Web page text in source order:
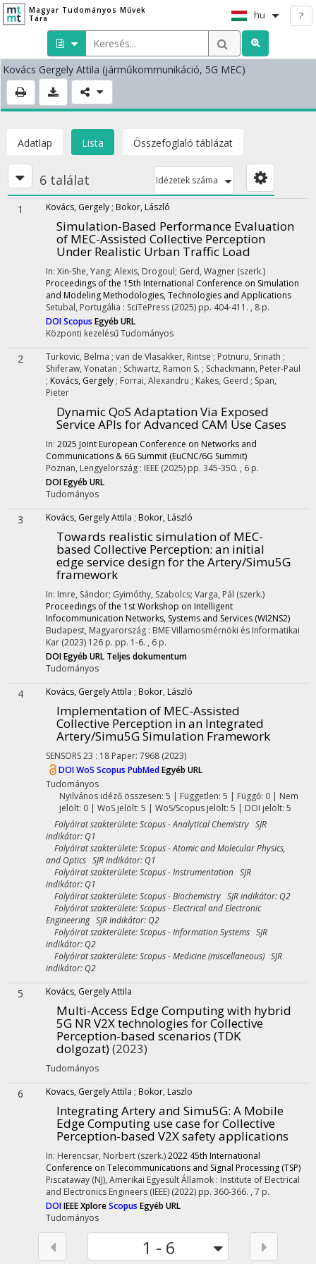
Magyar Tudományos Művek
Tára
hu ?
Kovács Gergely Attila (járműkommunikáció, 5G MEC)
Adatlap Lista Összefoglaló táblázat
6 találat Idézetek száma
1 Kovács, Gergely ; Bokor, László
Simulation-Based Performance Evaluation
of MEC-Assisted Collective Perception
Under Realistic Urban Traffic Load
In: Xin-She, Yang; Alexis, Drogoul; Gerd, Wagner (szerk.)
Proceedings of the 15th International Conference on Simulation
and Modeling Methodologies, Technologies and Applications
Setubal, Portugália : SciTePress (2025) pp. 404-411. , 8 p.
DOIScopus Egyéb URL
Központi kezelésűTudományos
2 Turkovic, Belma ; van de Vlasakker, Rintse ; Potnuru, Srinath ;
Shiferaw, Yonatan ; Schwartz, Ramon S. ; Schackmann, Peter-Paul
; Kovács, Gergely ; Forrai, Alexandru ; Kakes, Geerd ; Span,
Pieter
Dynamic QoS Adaptation Via Exposed
Service APIs for Advanced CAM Use Cases
In: 2025 Joint European Conference on Networks and
Communications & 6G Summit (EuCNC/6G Summit)
Poznan, Lengyelország : IEEE (2025) pp. 345-350. , 6 p.
DOIEgyéb URL
Tudományos
3 Kovács, Gergely Attila ; Bokor, László
Towards realistic simulation of MEC-
based Collective Perception: an initial
edge service design for the Artery/Simu5G
framework
In: Imre, Sándor; Gyimóthy, Szabolcs; Varga, Pál (szerk.)
Proceedings of the 1st Workshop on Intelligent
Infocommunication Networks, Systems and Services (WI2NS2)
Budapest, Magyarország : BME Villamosmérnöki és Informatikai
Kar (2023) 126 p. pp. 1-6. , 6 p.
DOIEgyéb URL Teljes dokumentum
Tudományos
4 Kovács, Gergely Attila ; Bokor, László
Implementation of MEC-Assisted
Collective Perception in an Integrated
Artery/Simu5G Simulation Framework
SENSORS23 : 18 Paper: 7968 (2023)
DOIWoS Scopus PubMedEgyéb URL
Tudományos
Nyilvános idéző összesen: 5 | Független: 5 | Függő: 0 | Nem
jelölt: 0 | WoS jelölt: 5 | WoS/Scopus jelölt: 5 | DOI jelölt: 5
Folyóirat szakterülete: Scopus - Analytical Chemistry SJR
indikátor: Q1
Folyóirat szakterülete: Scopus - Atomic and Molecular Physics,
and Optics SJR indikátor: Q1
Folyóirat szakterülete: Scopus - Instrumentation SJR
indikátor: Q1
Folyóirat szakterülete: Scopus - Biochemistry SJR indikátor: Q2
Folyóirat szakterülete: Scopus - Electrical and Electronic
Engineering SJR indikátor: Q2
Folyóirat szakterülete: Scopus - Information Systems SJR
indikátor: Q2
Folyóirat szakterülete: Scopus - Medicine (miscellaneous) SJR
indikátor: Q2
5 Kovács, Gergely Attila
Multi-Access Edge Computing with hybrid
5G NR V2X technologies for Collective
Perception-based scenarios (TDK
dolgozat)(2023)
Tudományos
6 Kovacs, Gergely Attila ; Bokor, Laszlo
Integrating Artery and Simu5G: A Mobile
Edge Computing use case for Collective
Perception-based V2X safety applications
In: Herencsar, Norbert (szerk.)2022 45th International
Conference on Telecommunications and Signal Processing (TSP)
Piscataway (NJ), Amerikai Egyesült Államok : Institute of Electrical
and Electronics Engineers (IEEE) (2022) pp. 360-366. , 7 p.
DOIIEEE XploreScopus Egyéb URL
Tudományos
1 - 6